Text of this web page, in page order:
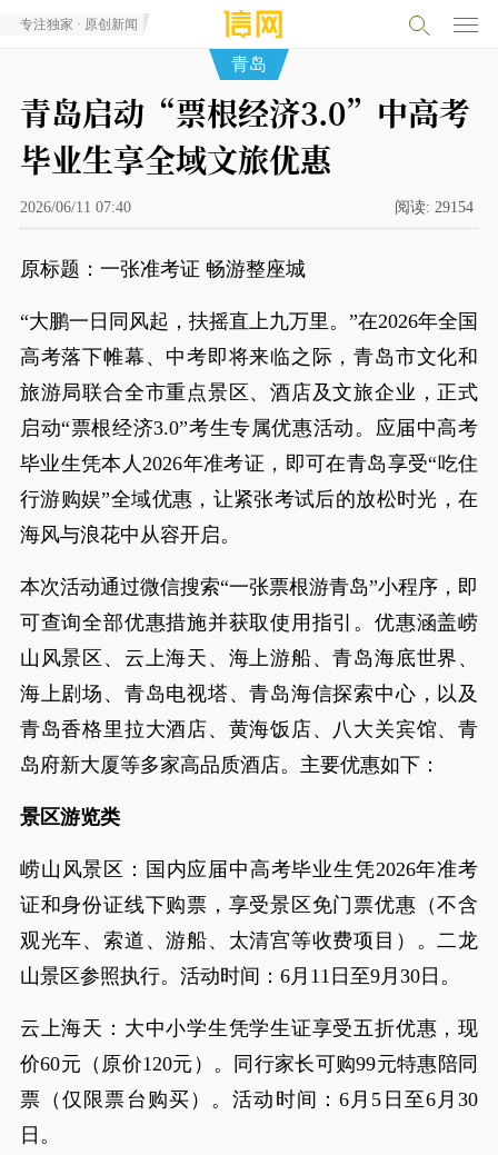
专注独家 · 原创新闻
青岛
青岛启动“票根经济3.0”中高考
毕业生享全域文旅优惠
2026/06/11 07:40 阅读: 29154
原标题：一张准考证 畅游整座城
“大鹏一日同风起，扶摇直上九万里。”在2026年全国
高考落下帷幕、中考即将来临之际，青岛市文化和
旅游局联合全市重点景区、酒店及文旅企业，正式
启动“票根经济3.0”考生专属优惠活动。应届中高考
毕业生凭本人2026年准考证，即可在青岛享受“吃住
行游购娱”全域优惠，让紧张考试后的放松时光，在
海风与浪花中从容开启。
本次活动通过微信搜索“一张票根游青岛”小程序，即
可查询全部优惠措施并获取使用指引。优惠涵盖崂
山风景区、云上海天、海上游船、青岛海底世界、
海上剧场、青岛电视塔、青岛海信探索中心，以及
青岛香格里拉大酒店、黄海饭店、八大关宾馆、青
岛府新大厦等多家高品质酒店。主要优惠如下：
景区游览类
崂山风景区：国内应届中高考毕业生凭2026年准考
证和身份证线下购票，享受景区免门票优惠（不含
观光车、索道、游船、太清宫等收费项目）。二龙
山景区参照执行。活动时间：6月11日至9月30日。
云上海天：大中小学生凭学生证享受五折优惠，现
价60元（原价120元）。同行家长可购99元特惠陪同
票（仅限票台购买）。活动时间：6月5日至6月30
日。